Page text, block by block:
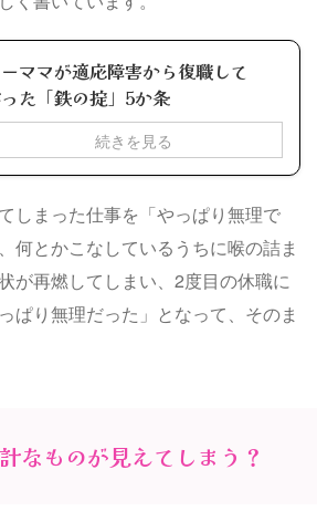
ママが適応障害から復職して
た「鉄の掟」5か条
続きを見る
しまった仕事を「やっぱり無理で
何とかこなしているうちに喉の詰ま
が再燃してしまい、2度目の休職に
ぱり無理だった」となって、そのま
なものが見えてしまう？